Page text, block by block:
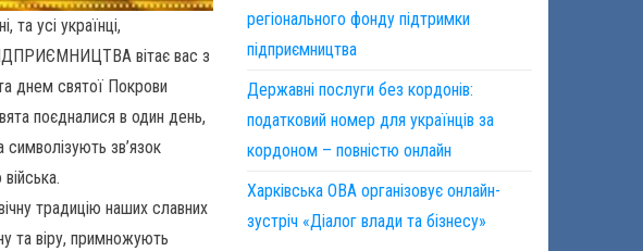
та усі українці,
вітає вас з
днем святої Покрови
поєдналися в один день,
зв’язок
традицію наших славних
та віру, примножують
регіонального фонду підтримки
підприємництва
Державні послуги без кордонів:
податковий номер для українців за
кордоном – повністю онлайн
Харківська ОВА організовує онлайн-
зустріч «Діалог влади та бізнесу»